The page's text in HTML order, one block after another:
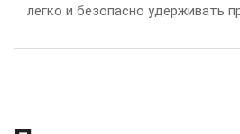
легко и безопасно удерживать